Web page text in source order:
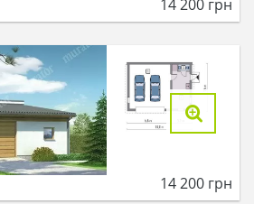
14 200 грн
14 200 грн